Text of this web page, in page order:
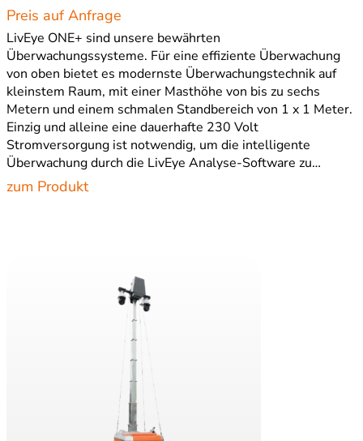
Preis auf Anfrage
LivEye ONE+ sind unsere bewährten
Überwachungssysteme. Für eine effiziente Überwachung
von oben bietet es modernste Überwachungstechnik auf
kleinstem Raum, mit einer Masthöhe von bis zu sechs
Metern und einem schmalen Standbereich von 1 x 1 Meter.
Einzig und alleine eine dauerhafte 230 Volt
Stromversorgung ist notwendig, um die intelligente
Überwachung durch die LivEye Analyse-Software zu…
zum Produkt